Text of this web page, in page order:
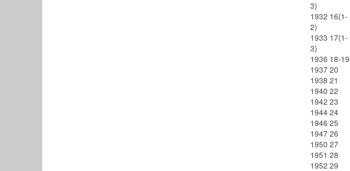
3)
1932 16(1-
2)
1933 17(1-
3)
1936 18-19
1937 20
1938 21
1940 22
1942 23
1944 24
1946 25
1947 26
1950 27
1951 28
1952 29